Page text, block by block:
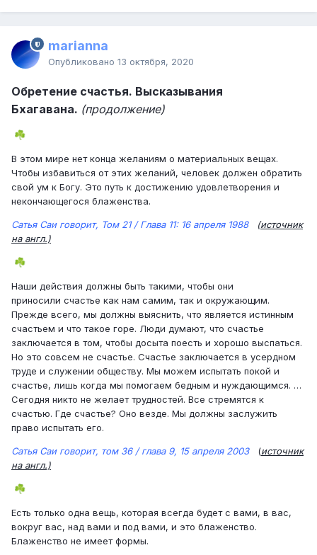
marianna
Опубликовано 13 октября, 2020
Обретение счастья. Высказывания
Бхагавана. (продолжение)
☘️
В этом мире нет конца желаниям о материальных вещах.
Чтобы избавиться от этих желаний, человек должен обратить
свой ум к Богу. Это путь к достижению удовлетворения и
некончающегося блаженства.
Сатья Саи говорит, Том 21 / Глава 11: 16 апреля 1988 (источник
на англ.)
☘️
Наши действия должны быть такими, чтобы они
приносили счастье как нам самим, так и окружающим.
Прежде всего, мы должны выяснить, что является истинным
счастьем и что такое горе. Люди думают, что счастье
заключается в том, чтобы досыта поесть и хорошо выспаться.
Но это совсем не счастье. Счастье заключается в усердном
труде и служении обществу. Мы можем испытать покой и
счастье, лишь когда мы помогаем бедным и нуждающимся. …
Сегодня никто не желает трудностей. Все стремятся к
счастью. Где счастье? Оно везде. Мы должны заслужить
право испытать его.
Сатья Саи говорит, том 36 / глава 9, 15 апреля 2003(источник
на англ.)
☘️
Есть только одна вещь, которая всегда будет с вами, в вас,
вокруг вас, над вами и под вами, и это блаженство.
Блаженство не имеет формы.